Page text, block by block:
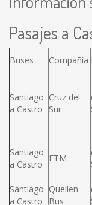
Pasajes a
Buses Compañía
Santiago
a Castro
Cruz del
Sur
Santiago
a Castro
ETM
Santiago
a Castro
Queilen
Bus